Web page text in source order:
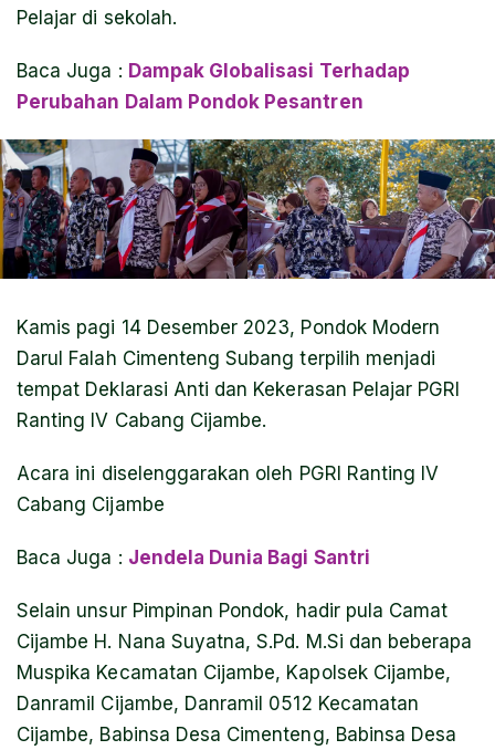
Pelajar di sekolah.
Baca Juga : Dampak Globalisasi Terhadap
Perubahan Dalam Pondok Pesantren
Kamis pagi 14 Desember 2023, Pondok Modern
Darul Falah Cimenteng Subang terpilih menjadi
tempat Deklarasi Anti dan Kekerasan Pelajar PGRI
Ranting IV Cabang Cijambe.
Acara ini diselenggarakan oleh PGRI Ranting IV
Cabang Cijambe
Baca Juga : Jendela Dunia Bagi Santri
Selain unsur Pimpinan Pondok, hadir pula Camat
Cijambe H. Nana Suyatna, S.Pd. M.Si dan beberapa
Muspika Kecamatan Cijambe, Kapolsek Cijambe,
Danramil Cijambe, Danramil 0512 Kecamatan
Cijambe, Babinsa Desa Cimenteng, Babinsa Desa